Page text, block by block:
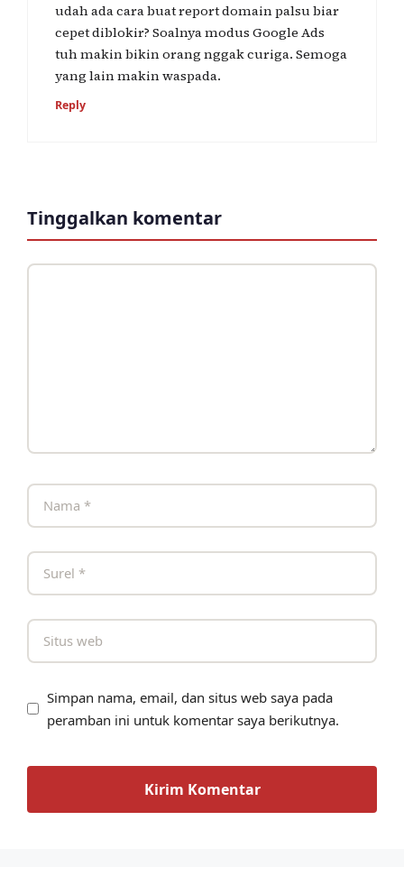
udah ada cara buat report domain palsu biar
cepet diblokir? Soalnya modus Google Ads
tuh makin bikin orang nggak curiga. Semoga
yang lain makin waspada.
Reply
Tinggalkan komentar
Komentar
Nama
Surel
Situs
Simpan nama, email, dan situs web saya pada
peramban ini untuk komentar saya berikutnya.